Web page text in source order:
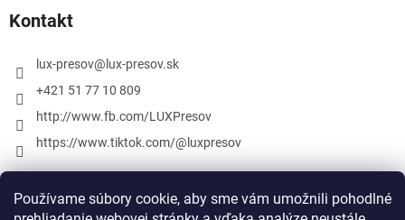
Používame súbory cookie, aby sme vám umožnili pohodlné
Kontakt
lux-presov@ lux-presov.sk
+421 51 77 10 809
http://www.fb.com/LUXPresov
https://www.tiktok.com/@luxpresov